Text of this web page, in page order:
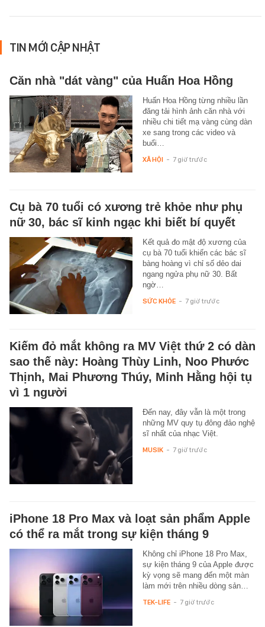
TIN MỚI CẬP NHẬT
Căn nhà "dát vàng" của Huấn Hoa Hồng
Huấn Hoa Hồng từng nhiều lần
đăng tải hình ảnh căn nhà với
nhiều chi tiết mạ vàng cùng dàn
xe sang trong các video và
buổi…
XÃ HỘI - 7 giờ trước
Cụ bà 70 tuổi có xương trẻ khỏe như phụ
nữ 30, bác sĩ kinh ngạc khi biết bí quyết
Kết quả đo mật độ xương của
cụ bà 70 tuổi khiến các bác sĩ
bàng hoàng vì chỉ số dẻo dai
ngang ngửa phụ nữ 30. Bất
ngờ…
SỨC KHỎE - 7 giờ trước
Kiếm đỏ mắt không ra MV Việt thứ 2 có dàn
sao thế này: Hoàng Thùy Linh, Noo Phước
Thịnh, Mai Phương Thúy, Minh Hằng hội tụ
vì 1 người
Đến nay, đây vẫn là một trong
những MV quy tụ đông đảo nghệ
sĩ nhất của nhạc Việt.
MUSIK - 7 giờ trước
iPhone 18 Pro Max và loạt sản phẩm Apple
có thể ra mắt trong sự kiện tháng 9
Không chỉ iPhone 18 Pro Max,
sự kiện tháng 9 của Apple được
kỳ vọng sẽ mang đến một màn
làm mới trên nhiều dòng sản…
TEK-LIFE - 7 giờ trước